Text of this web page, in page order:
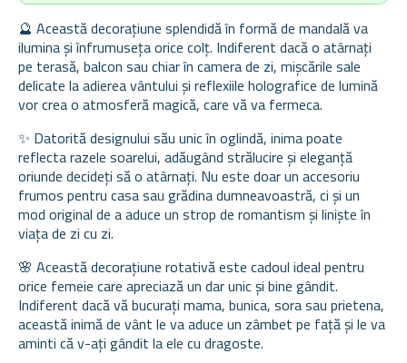
🔮 Această decorațiune splendidă în formă de mandală va
ilumina și înfrumuseța orice colț. Indiferent dacă o atârnați
pe terasă, balcon sau chiar în camera de zi, mișcările sale
delicate la adierea vântului și reflexiile holografice de lumină
vor crea o atmosferă magică, care vă va fermeca.
✨ Datorită designului său unic în oglindă, inima poate
reflecta razele soarelui, adăugând strălucire și eleganță
oriunde decideți să o atârnați. Nu este doar un accesoriu
frumos pentru casa sau grădina dumneavoastră, ci și un
mod original de a aduce un strop de romantism și liniște în
viața de zi cu zi.
🌸 Această decorațiune rotativă este cadoul ideal pentru
orice femeie care apreciază un dar unic și bine gândit.
Indiferent dacă vă bucurați mama, bunica, sora sau prietena,
această inimă de vânt le va aduce un zâmbet pe față și le va
aminti că v-ați gândit la ele cu dragoste.